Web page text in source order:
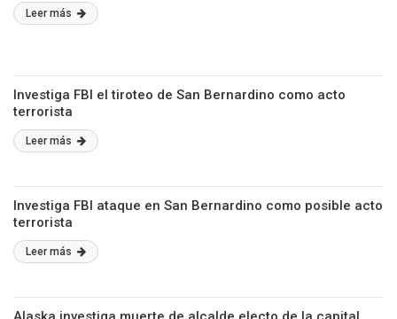
Leer más
Investiga FBI el tiroteo de San Bernardino como acto
terrorista
Leer más
Investiga FBI ataque en San Bernardino como posible acto
terrorista
Leer más